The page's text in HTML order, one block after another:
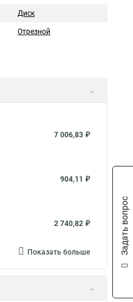
Диск
Отрезной
7 006,83 ₽
904,11 ₽
2 740,82 ₽
Показать больше Задать вопрос